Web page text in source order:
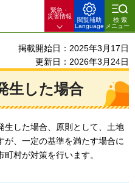
緊急・
災害情報
閲覧補助
Language
検索
メニュー
掲載開始日：2025年3月17日
更新日：2026年3月24日
生した場合
生した場合、原則として、土地
、一定の基準を満たす場合に
村が対策を行います。